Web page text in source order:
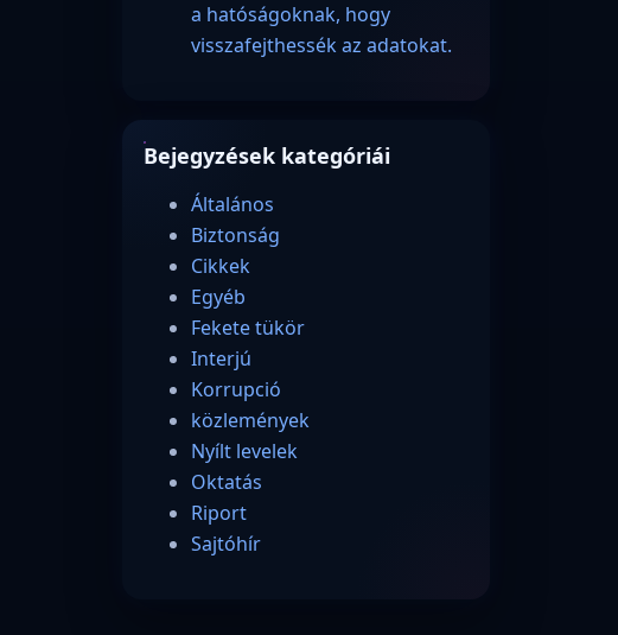
a hatóságoknak, hogy
visszafejthessék az adatokat.
Bejegyzések kategóriái
Általános
Biztonság
Cikkek
Egyéb
Fekete tükör
Interjú
Korrupció
közlemények
Nyílt levelek
Oktatás
Riport
Sajtóhír